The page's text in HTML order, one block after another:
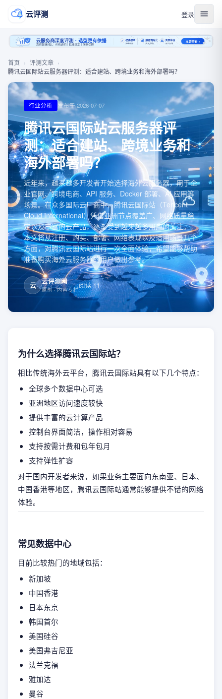
云评测 登录
首页 › 评测文章 ›
腾讯云国际站云服务器评测：适合建站、跨境业务和海外部署吗？
行业分析 发布于2026-07-07
腾讯云国际站云服务器评
测：适合建站、跨境业务和
海外部署吗？
近年来，越来越多开发者开始选择海外云服务器，用于企
业官网、跨境电商、API 服务、Docker 部署、AI 应用等
场景。在众多国际云厂商中，腾讯云国际站（Tencent
Cloud International）凭借亚洲节点覆盖广、网络质量稳
定以及丰富的云产品，逐渐受到越来越多用户的关注。
本文将从注册、购买、部署、网络表现以及适用场景几个
方面，对腾讯云国际站进行一次全面体验，希望能够帮助
准备购买海外云服务器的用户做出参考。
云 云评测网
原创· 内容专栏阅读11
为什么选择腾讯云国际站？
相比传统海外云平台，腾讯云国际站具有以下几个特点：
全球多个数据中心可选
亚洲地区访问速度较快
提供丰富的云计算产品
控制台界面简洁，操作相对容易
支持按需计费和包年包月
支持弹性扩容
对于国内开发者来说，如果业务主要面向东南亚、日本、
中国香港等地区，腾讯云国际站通常能够提供不错的网络
体验。
常见数据中心
目前比较热门的地域包括：
新加坡
中国香港
日本东京
韩国首尔
美国硅谷
美国弗吉尼亚
法兰克福
雅加达
曼谷